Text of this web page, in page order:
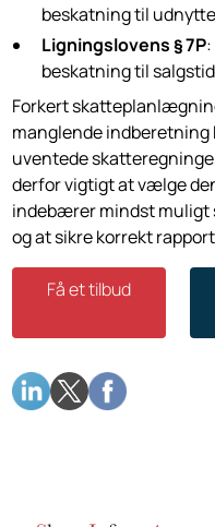
beskatning til
Ligningslovens § 7P
beskatning til
Forkert
manglende indberetning
uventede
derfor vigtigt at vælge
indebærer mindst muligt
og at sikre korrekt
Få et tilbud